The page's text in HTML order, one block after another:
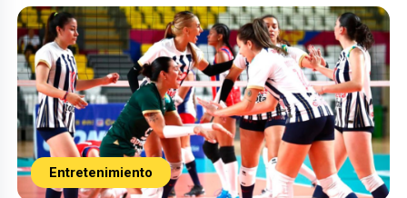
Entretenimiento